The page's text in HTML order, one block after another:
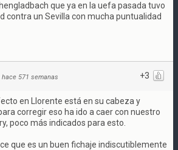
que ya en la uefa pasada tuvo
contra un Sevilla con mucha puntualidad
+3
hace 571 semanas
en Llorente está en su cabeza y
corregir eso ha ido a caer con nuestro
poco más indicados para esto.
que es un buen fichaje indiscutiblemente